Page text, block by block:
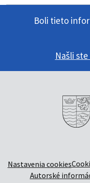
Boli tieto
Našli
Nastavenia cookies
Autorské